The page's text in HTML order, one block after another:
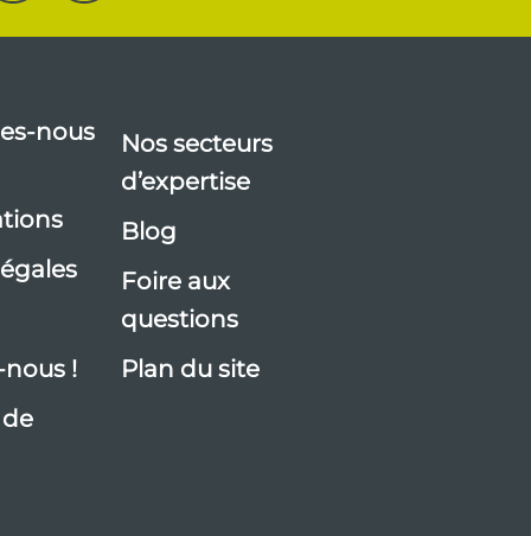
nous
!
Nos secteurs
d’expertise
Blog
Foire aux
questions
Plan du site